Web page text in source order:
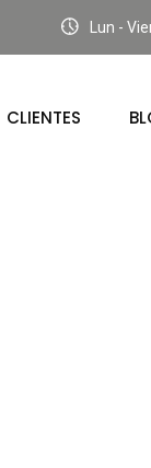
Lun -
CLIENTES